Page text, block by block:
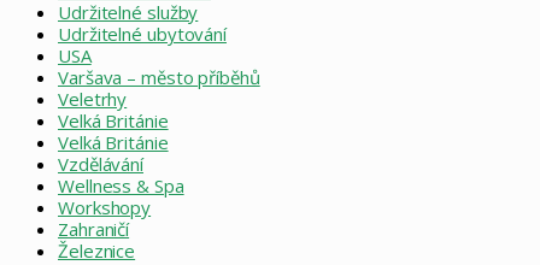
Udržitelné služby
Udržitelné ubytování
USA
Varšava – město příběhů
Veletrhy
Velká Británie
Velká Británie
Vzdělávání
Wellness & Spa
Workshopy
Zahraničí
Železnice